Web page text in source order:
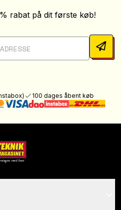
rabat på dit første køb!
100 dages åbent køb